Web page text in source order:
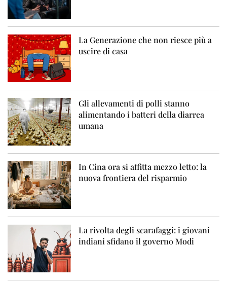
La Generazione che non riesce più a
uscire di casa
Gli allevamenti di polli stanno
alimentando i batteri della diarrea
umana
In Cina ora si affitta mezzo letto: la
nuova frontiera del risparmio
La rivolta degli scarafaggi: i giovani
indiani sfidano il governo Modi